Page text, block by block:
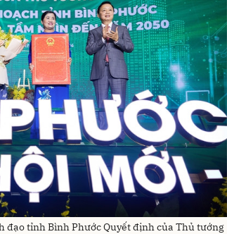
đạo tỉnh Bình Phước Quyết định của Thủ tướng